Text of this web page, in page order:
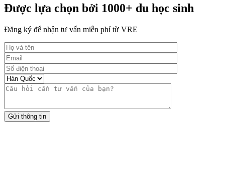
Được lựa chọn bởi 1000+ du học sinh
Đăng ký để nhận tư vấn miễn phí từ VRE